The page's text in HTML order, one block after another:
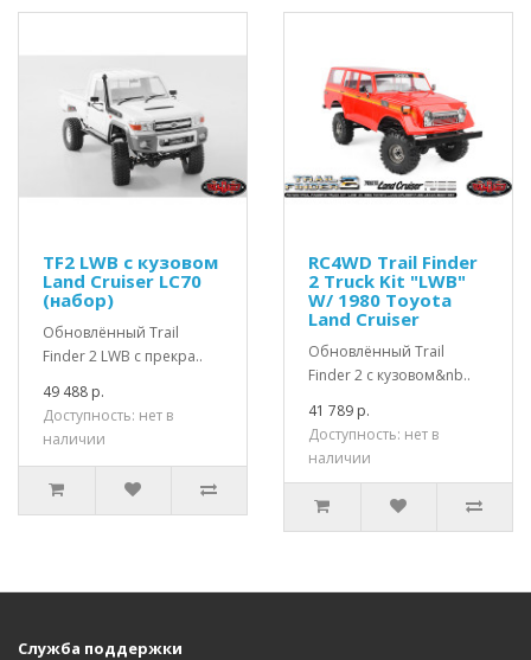
TF2 LWB с кузовом
Land Cruiser LC70
(набор)
Обновлённый Trail
Finder 2 LWB с прекра..
49 488 р.
Доступность: нет в
наличии
RC4WD Trail Finder
2 Truck Kit "LWB"
W/ 1980 Toyota
Land Cruiser
Обновлённый Trail
Finder 2 с кузовом&nb..
41 789 р.
Доступность: нет в
наличии
Служба поддержки